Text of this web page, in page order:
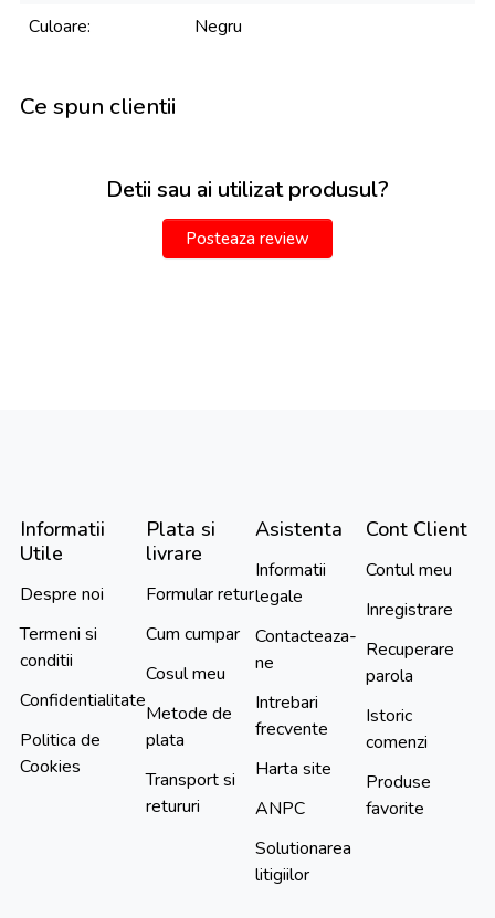
Culoare
Negru
Ce spun clientii
Detii sau ai utilizat produsul?
Posteaza review
Informatii
Utile
Despre noi
Termeni si
conditii
Confidentialitate
Politica de
Cookies
Plata si
livrare
Formular retur
Cum cumpar
Cosul meu
Metode de
plata
Transport si
retururi
Asistenta
Informatii
legale
Contacteaza-
ne
Intrebari
frecvente
Harta site
ANPC
Solutionarea
litigiilor
Cont Client
Contul meu
Inregistrare
Recuperare
parola
Istoric
comenzi
Produse
favorite